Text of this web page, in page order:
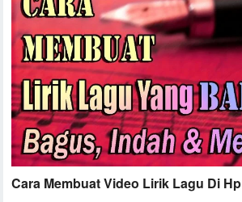
Cara Membuat Video Lirik Lagu Di Hp